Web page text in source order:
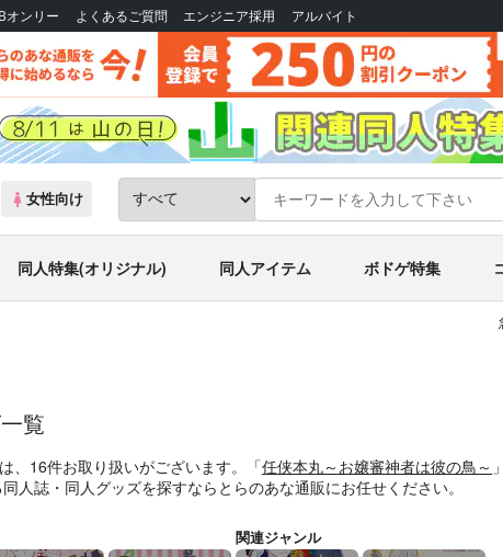
オンリー よくあるご質問 エンジニア採用 アルバイト
女性向け
同人特集(オリジナル) 同人アイテム ボドゲ特集
覧
、16件お取り扱いがございます。「任侠本丸～お嬢審神者は彼の鳥～
人誌・同人グッズを探すならとらのあな通販にお任せください。
関連ジャンル